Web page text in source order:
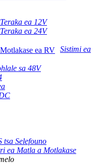
ea 12V
ea 24V
Sistimi ea
sa 48V
tsa Selefouno
ea Matla a Motlakase